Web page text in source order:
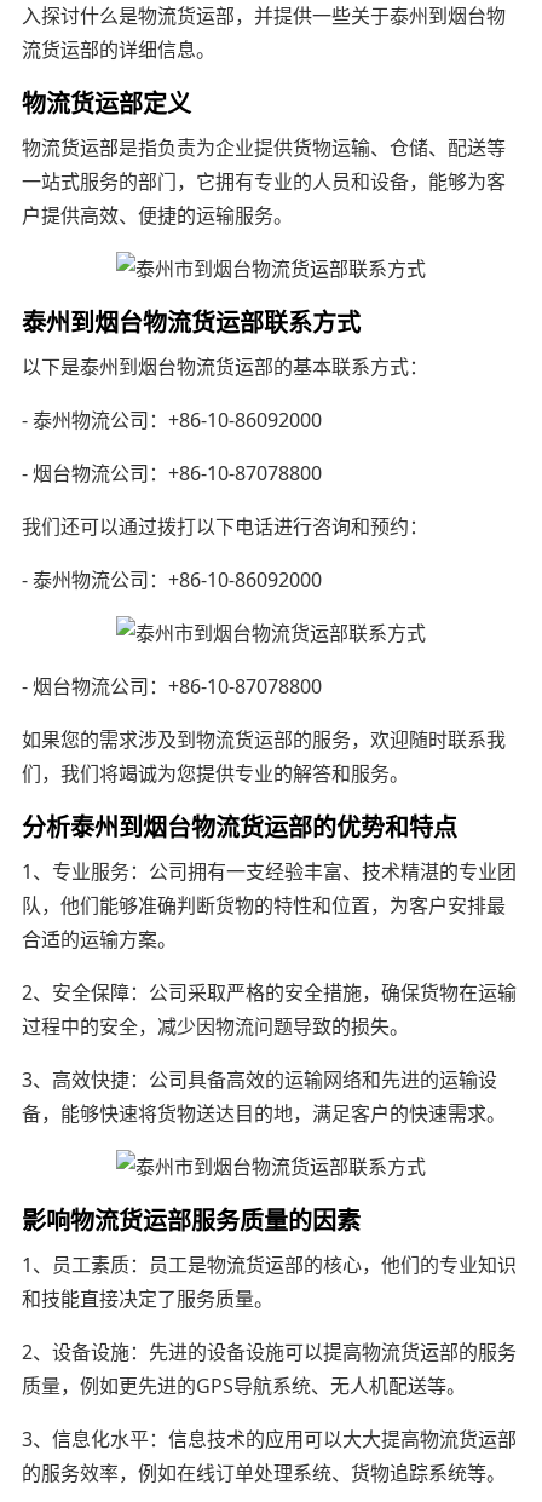
入探讨什么是物流货运部，并提供一些关于泰州到烟台物
流货运部的详细信息。
物流货运部定义
物流货运部是指负责为企业提供货物运输、仓储、配送等
一站式服务的部门，它拥有专业的人员和设备，能够为客
户提供高效、便捷的运输服务。
泰州到烟台物流货运部联系方式
以下是泰州到烟台物流货运部的基本联系方式：
- 泰州物流公司：+86-10-86092000
- 烟台物流公司：+86-10-87078800
我们还可以通过拨打以下电话进行咨询和预约：
- 泰州物流公司：+86-10-86092000
- 烟台物流公司：+86-10-87078800
如果您的需求涉及到物流货运部的服务，欢迎随时联系我
们，我们将竭诚为您提供专业的解答和服务。
分析泰州到烟台物流货运部的优势和特点
1、专业服务：公司拥有一支经验丰富、技术精湛的专业团
队，他们能够准确判断货物的特性和位置，为客户安排最
合适的运输方案。
2、安全保障：公司采取严格的安全措施，确保货物在运输
过程中的安全，减少因物流问题导致的损失。
3、高效快捷：公司具备高效的运输网络和先进的运输设
备，能够快速将货物送达目的地，满足客户的快速需求。
影响物流货运部服务质量的因素
1、员工素质：员工是物流货运部的核心，他们的专业知识
和技能直接决定了服务质量。
2、设备设施：先进的设备设施可以提高物流货运部的服务
质量，例如更先进的GPS导航系统、无人机配送等。
3、信息化水平：信息技术的应用可以大大提高物流货运部
的服务效率，例如在线订单处理系统、货物追踪系统等。